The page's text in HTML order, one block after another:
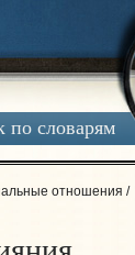
по словарям
отношения /